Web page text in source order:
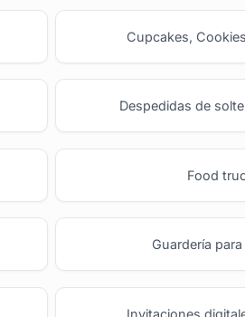
Cupcakes,
Despedidas de
Food
Guardería
Invitaciones